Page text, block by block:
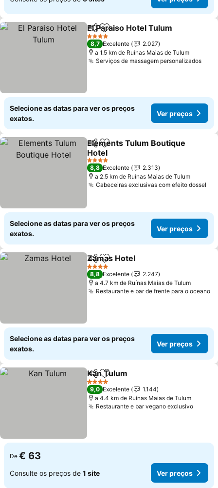
PartilharAdicionar aos favoritos
El Paraiso Hotel Tulum
4 Estrelas
8,7 Excelente
2.027
a 1.5 km de Ruínas Maias de Tulum
Serviços de massagem personalizados
Selecione as datas para ver os preços
exatos.
Ver preços
PartilharAdicionar aos favoritos
Elements Tulum Boutique
Hotel
4 Estrelas
8,8 Excelente
2.313
a 2.5 km de Ruínas Maias de Tulum
Cabeceiras exclusivas com efeito dossel
Selecione as datas para ver os preços
exatos.
Ver preços
PartilharAdicionar aos favoritos
Zamas Hotel
4 Estrelas
8,8 Excelente
2.247
a 4.7 km de Ruínas Maias de Tulum
Restaurante e bar de frente para o oceano
Selecione as datas para ver os preços
exatos.
Ver preços
PartilharAdicionar aos favoritos
Kan Tulum
4 Estrelas
9,0 Excelente
1.144
a 4.4 km de Ruínas Maias de Tulum
Restaurante e bar vegano exclusivo
De € 63
Consulte os preços de 1 site Ver preços